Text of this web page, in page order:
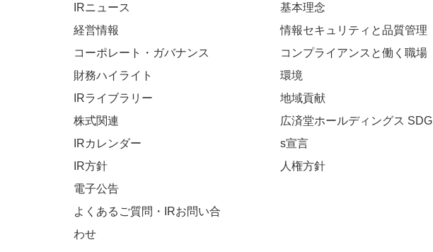
IRニュース
経営情報
コーポレート・ガバナンス
財務ハイライト
IRライブラリー
株式関連
IRカレンダー
IR方針
電子公告
よくあるご質問・IRお問い合
わせ
基本理念
情報セキュリティと品質管理
コンプライアンスと働く職場
環境
地域貢献
広済堂ホールディングス SDG
s宣言
人権方針